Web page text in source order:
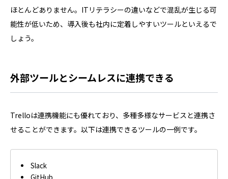
ほとんどありません。ITリテラシーの違いなどで混乱が生じる可
能性が低いため、導入後も社内に定着しやすいツールといえるで
しょう。
外部ツールとシームレスに連携できる
Trelloは連携機能にも優れており、多種多様なサービスと連携さ
せることができます。以下は連携できるツールの一例です。
Slack